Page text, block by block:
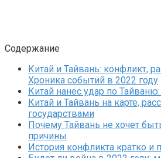
Содержание
Китай и Тайвань: конфликт,
Хроника событий в 2022 году
Китай нанес удар по
Китай и Тайвань на карте,
государствами
Почему Тайвань не хочет
причины
История конфликта кратко и